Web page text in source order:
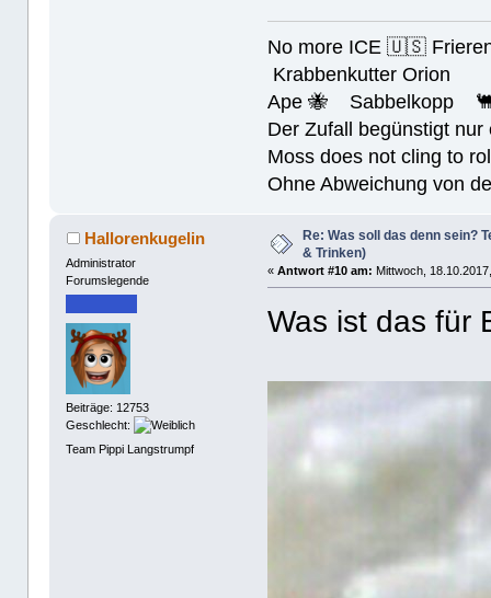
No more ICE 🇺🇸
Krabbenkutter Orion
Ape 🐝 Sabbelkopp
Der Zufall begünstigt
Moss does not cling to
Ohne Abweichung von
Hallorenkugelin
Administrator
Forumslegende
Beiträge: 12753
Geschlecht:
Team Pippi Langstrumpf
Re: Was soll das denn sein?
& Trinken)
«Antwort #10 am: Mittwoch,
Was ist das für